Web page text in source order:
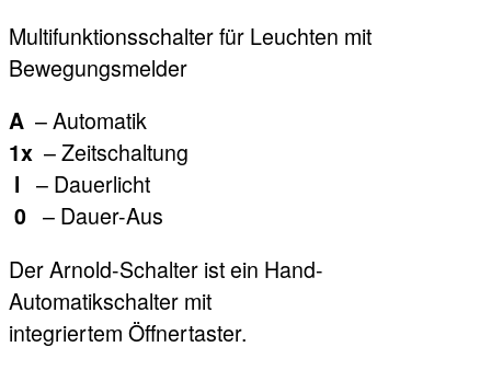
Multifunktionsschalter für Leuchten mit
Bewegungsmelder
A – Automatik
1x – Zeitschaltung
l – Dauerlicht
0 – Dauer-Aus
Der Arnold-Schalter ist ein Hand-
Automatikschalter mit
integriertem Öffnertaster.